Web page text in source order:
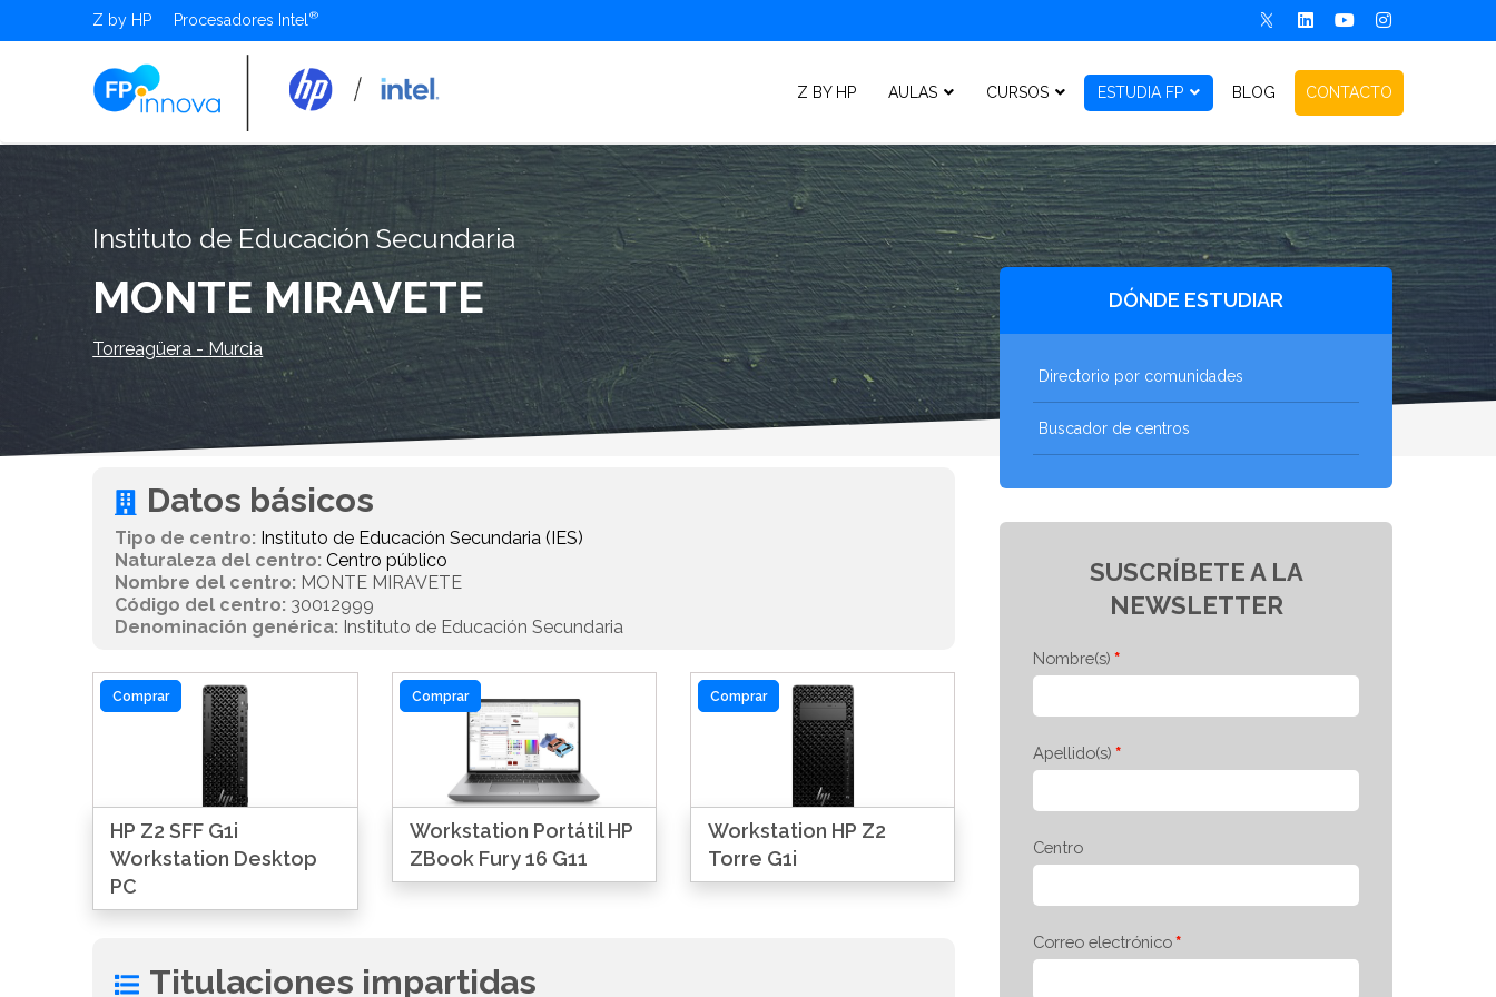
Z by HP Procesadores Intel
Z BY HP AULAS CURSOS ESTUDIA FP BLOG CONTACTO
Instituto de Educación Secundaria
MONTE MIRAVETE
Torreagüera - Murcia
Datos básicos
Tipo de centro: Instituto de Educación Secundaria (IES)
Naturaleza del centro: Centro público
Nombre del centro: MONTE MIRAVETE
Código del centro: 30012999
Denominación genérica: Instituto de Educación Secundaria
Comprar
HP Z2 SFF G1i
Workstation Desktop
PC
Comprar
Workstation Portátil HP
ZBook Fury 16 G11
Comprar
Workstation HP Z2
Torre G1i
Titulaciones impartidas
DÓNDE ESTUDIAR
Directorio por comunidades
Buscador de centros
SUSCRÍBETE A LA
NEWSLETTER
Nombre(s)
Apellido(s)
Centro
Correo electrónico